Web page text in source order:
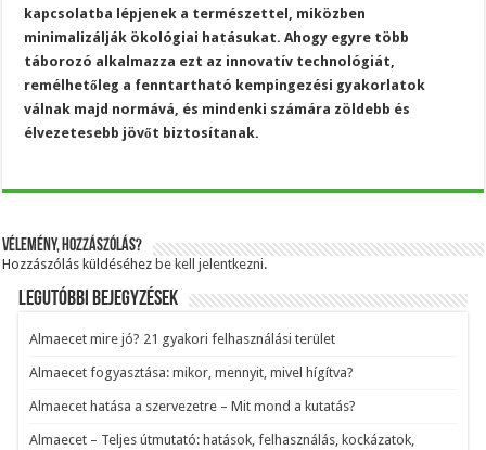
kapcsolatba lépjenek a természettel, miközben
minimalizálják ökológiai hatásukat. Ahogy egyre több
táborozó alkalmazza ezt az innovatív technológiát,
remélhetőleg a fenntartható kempingezési gyakorlatok
válnak majd normává, és mindenki számára zöldebb és
élvezetesebb jövőt biztosítanak.
Vélemény, hozzászólás?
Hozzászólás küldéséhez be kell jelentkezni.
Legutóbbi bejegyzések
Almaecet mire jó? 21 gyakori felhasználási terület
Almaecet fogyasztása: mikor, mennyit, mivel hígítva?
Almaecet hatása a szervezetre – Mit mond a kutatás?
Almaecet – Teljes útmutató: hatások, felhasználás, kockázatok,